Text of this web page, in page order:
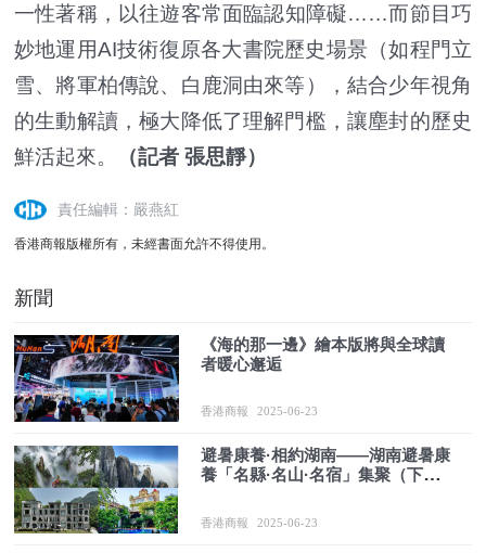
一性著稱，以往遊客常面臨認知障礙……而節目巧
妙地運用AI技術復原各大書院歷史場景（如程門立
雪、將軍柏傳說、白鹿洞由來等），結合少年視角
的生動解讀，極大降低了理解門檻，讓塵封的歷史
鮮活起來。
（記者 張思靜）
責任編輯：嚴燕紅
香港商報版權所有，未經書面允許不得使用。
新聞
《海的那一邊》繪本版將與全球讀
者暖心邂逅
香港商報 2025-06-23
避暑康養·相約湖南——湖南避暑康
養「名縣·名山·名宿」集聚（下
香港商報 2025-06-23